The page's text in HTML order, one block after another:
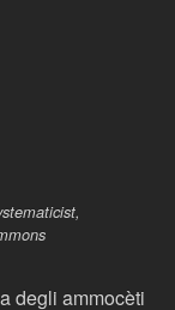
degli ammocèti